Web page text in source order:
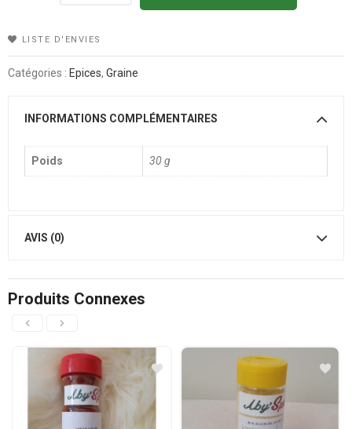
LISTE D'ENVIES
Catégories : Epices, Graine
INFORMATIONS COMPLÉMENTAIRES
Poids 30 g
AVIS (0)
Produits Connexes